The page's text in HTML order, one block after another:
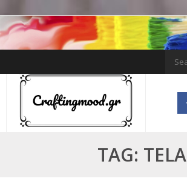
Skip
to
content
TAG: TELA